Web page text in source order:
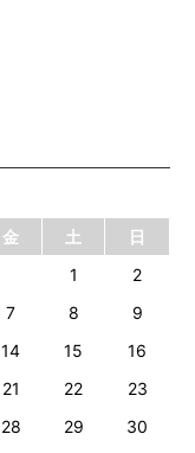
金 土 日
1
2
7 8
9
14 15
16
21 22
23
28 29
30